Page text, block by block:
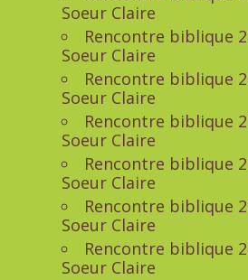
Soeur Claire
Rencontre biblique
Soeur Claire
Rencontre biblique
Soeur Claire
Rencontre biblique
Soeur Claire
Rencontre biblique
Soeur Claire
Rencontre biblique
Soeur Claire
Rencontre biblique
Soeur Claire